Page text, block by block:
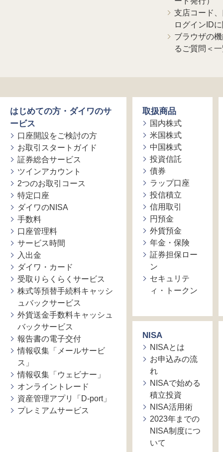
支店コード
ログインID
ブラウザの
るご質問＜
はじめての方・ダイワのサ
ービス
口座開設をご検討の方
お取引スタートガイド
証券総合サービス
ツインアカウント
2つのお取引コース
特定口座
ダイワのNISA
手数料
口座管理料
サービス時間
入出金
ダイワ・カード
受取りらくらくサービス
株式等預替手続料キャッシ
ュバックサービス
外貨送金手数料キャッシュ
バックサービス
報告書の電子交付
情報収集「メールサービ
ス」
情報収集「ウェビナー」
オンライントレード
資産管理アプリ「D-port」
プレミアムサービス
取扱商品
国内株式
米国株式
中国株式
投資信託
債券
ラップ口座
投信積立
信用取引
円預金
外貨預金
年金・保険
証券担保ロー
ン
セキュリテ
ィ・トークン
NISA
NISAとは
お申込みの流
れ
NISAで始める
積立投資
NISA活用術
2023年までの
NISA制度につ
いて